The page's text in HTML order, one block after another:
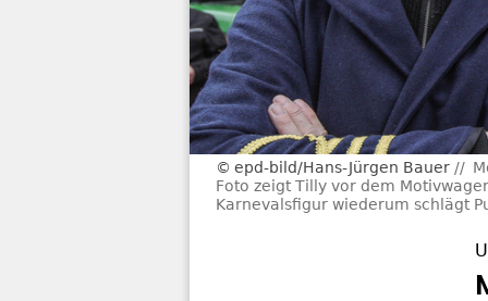
epd-bild/Hans-Jürgen Bauer
Foto zeigt Tilly vor dem
Karnevalsfigur wiederum schlägt